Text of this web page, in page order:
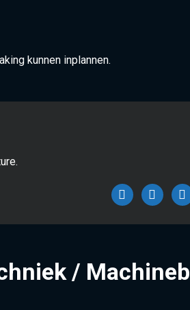
kunnen inplannen.
of deel de vacature.
Facebook
/